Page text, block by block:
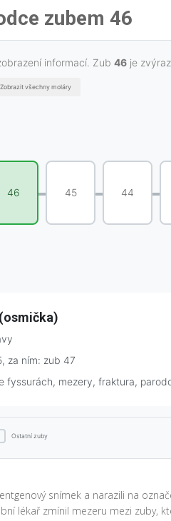
zubem 46
informací. Zub 46 je
Zobrazit všechny moláry
46 45 44
za ním: zub 47
fyssurách, mezery, fraktura,
Ostatní zuby
snímek a narazili na
lékař zmínil mezeru mezi zuby,